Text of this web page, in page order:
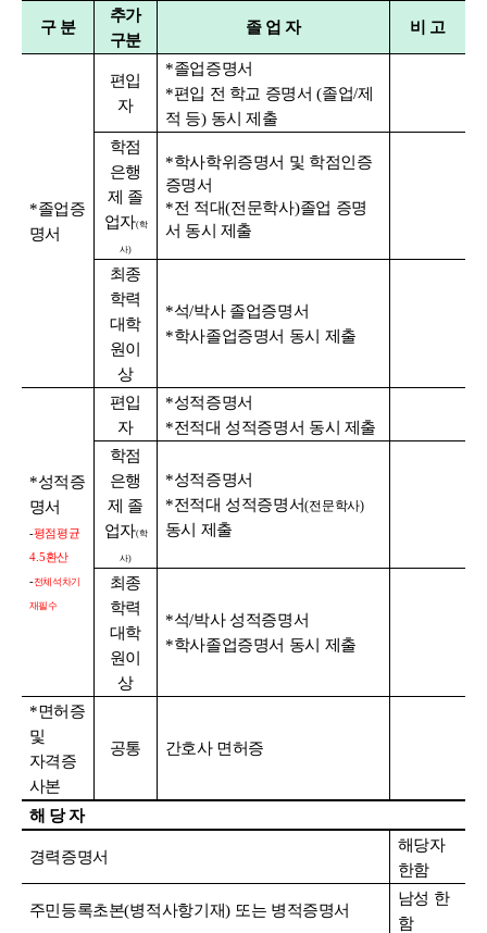
구 분
추가
구분
졸 업 자 비 고
*졸업증
명서
편입
자
*졸업증명서
*편입 전 학교 증명서(졸업/제
적 등) 동시 제출
학점
은행
제 졸
업자(학
사)
*학사학위증명서 및 학점인증
증명서
*전 적대(전문학사)졸업 증명
서 동시 제출
최종
학력
대학
원이
상
*석/박사 졸업증명서
*학사졸업증명서 동시 제출
*성적증
명서
-평점평균
4.5환산
-전체석차기
재필수
편입
자
*성적증명서
*전적대 성적증명서 동시 제출
학점
은행
제 졸
업자(학
사)
*성적증명서
*전적대 성적증명서(전문학사)
동시 제출
최종
학력
대학
원이
상
*석/박사 성적증명서
*학사졸업증명서 동시 제출
*면허증
및
자격증
사본
공통 간호사 면허증
해 당 자
경력증명서
해당자
한함
주민등록초본(병적사항기재) 또는 병적증명서
남성 한
함